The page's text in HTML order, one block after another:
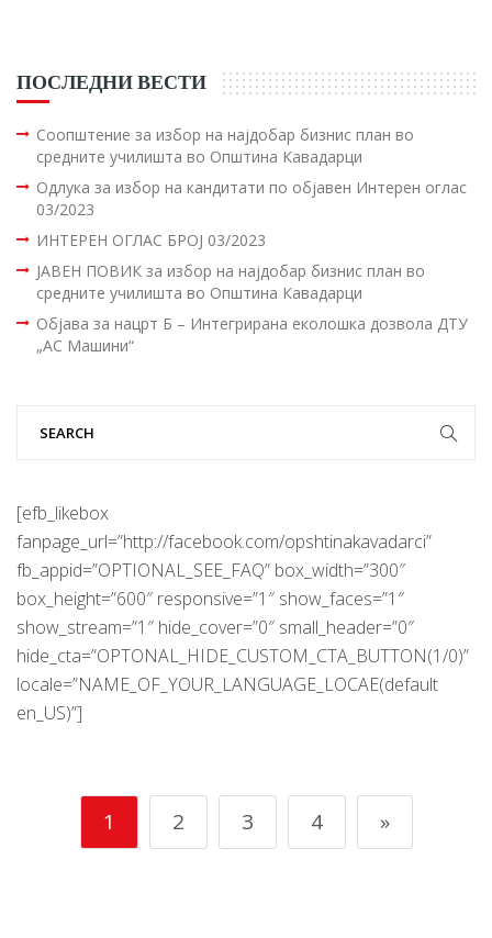
ПОСЛЕДНИ ВЕСТИ
Соопштение за избор на најдобар бизнис план во
средните училишта во Општина Кавадарци
Одлука за избор на кандитати по објавен Интерен оглас
03/2023
ИНТЕРЕН ОГЛАС БРОЈ 03/2023
ЈАВЕН ПОВИК за избор на најдобар бизнис план во
средните училишта во Општина Кавадарци
Објава за нацрт Б – Интегрирана еколошка дозвола ДТУ
„АС Машини“
[efb_likebox
fanpage_url=”http://facebook.com/opshtinakavadarci”
fb_appid=”OPTIONAL_SEE_FAQ” box_width=”300″
box_height=”600″ responsive=”1″ show_faces=”1″
show_stream=”1″ hide_cover=”0″ small_header=”0″
hide_cta=”OPTONAL_HIDE_CUSTOM_CTA_BUTTON(1/0)”
locale=”NAME_OF_YOUR_LANGUAGE_LOCAE(default
en_US)”]
1 2 3 4 »